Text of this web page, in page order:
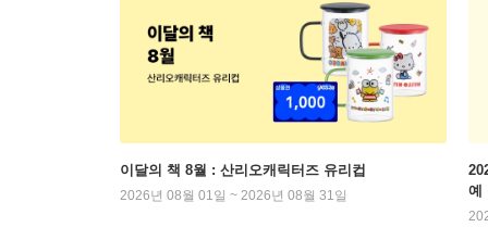
이달의 책 8월 : 산리오캐릭터즈 유리컵
2026년 08월 01일 ~ 2026년 08월 31일
예